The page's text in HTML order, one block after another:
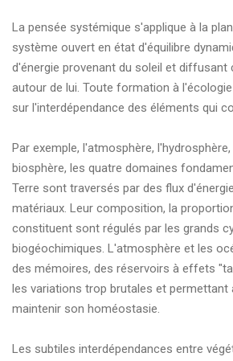
La pensée systémique s'applique à la
système ouvert en état d'équilibre
d'énergie provenant du soleil et diffusant
autour de lui. Toute formation à
sur l'interdépendance des éléments qui
Par exemple, l'atmosphère,
biosphère, les quatre domaines
Terre sont traversés par des flux
matériaux. Leur composition, la
constituent sont régulés par les grands
biogéochimiques. L'atmosphère et les
des mémoires, des réservoirs à effets
les variations trop brutales et permettant
maintenir son homéostasie.
Les subtiles interdépendances entre